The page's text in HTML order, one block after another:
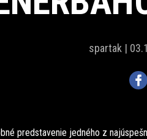
spartak |
predstavenie jedného z